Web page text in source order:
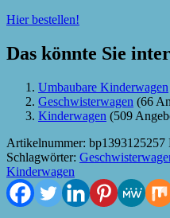
Hier bestellen!
Das könnte Sie
Umbaubare Kinderwagen
Geschwisterwagen (66
Kinderwagen (509
Artikelnummer: bp1393125257
Schlagwörter:
Kinderwagen